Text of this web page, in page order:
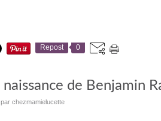
Repost 0
de Benjamin
par chezmamielucette